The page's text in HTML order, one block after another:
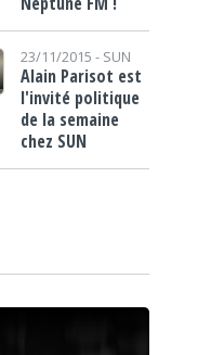
Lecteur audio
23/11/2015 - SUN
Alain Parisot est
l'invité politique
de la semaine
chez SUN